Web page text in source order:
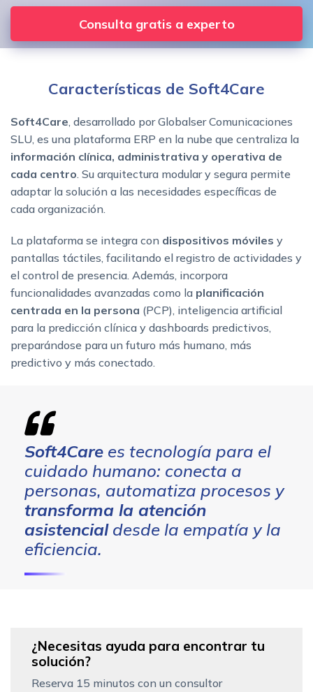
Consulta gratis a experto
Características de Soft4Care
Soft4Care , desarrollado por Globalser Comunicaciones
SLU, es una plataforma ERP en la nube que centraliza la
información clínica, administrativa y operativa de
cada centro . Su arquitectura modular y segura permite
adaptar la solución a las necesidades específicas de
cada organización.
La plataforma se integra con dispositivos móviles y
pantallas táctiles, facilitando el registro de actividades y
el control de presencia. Además, incorpora
funcionalidades avanzadas como la planificación
centrada en la persona (PCP), inteligencia artificial
para la predicción clínica y dashboards predictivos,
preparándose para un futuro más humano, más
predictivo y más conectado.
Soft4Care es tecnología para el
cuidado humano: conecta a
personas, automatiza procesos y
transforma la atención
asistencialdesde la empatía y la
eficiencia.
¿Necesitas ayuda para encontrar tu
solución?
Reserva 15 minutos con un consultor